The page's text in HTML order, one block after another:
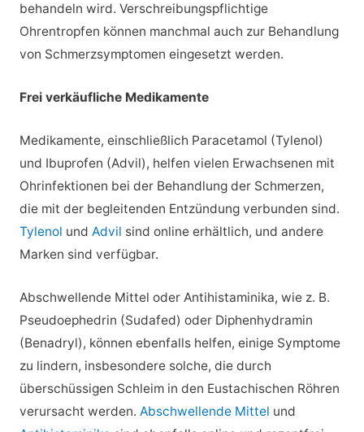
behandeln wird. Verschreibungspflichtige
Ohrentropfen können manchmal auch zur Behandlung
von Schmerzsymptomen eingesetzt werden.
Frei verkäufliche Medikamente
Medikamente, einschließlich Paracetamol (Tylenol)
und Ibuprofen (Advil), helfen vielen Erwachsenen mit
Ohrinfektionen bei der Behandlung der Schmerzen,
die mit der begleitenden Entzündung verbunden sind.
Tylenol und Advil sind online erhältlich, und andere
Marken sind verfügbar.
Abschwellende Mittel oder Antihistaminika, wie z. B.
Pseudoephedrin (Sudafed) oder Diphenhydramin
(Benadryl), können ebenfalls helfen, einige Symptome
zu lindern, insbesondere solche, die durch
überschüssigen Schleim in den Eustachischen Röhren
verursacht werden. Abschwellende Mittel und